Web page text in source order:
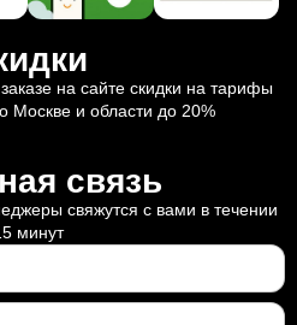
на сайте скидки на тарифы
Москве и области до 20%
связь
свяжутся с вами в течении
минут